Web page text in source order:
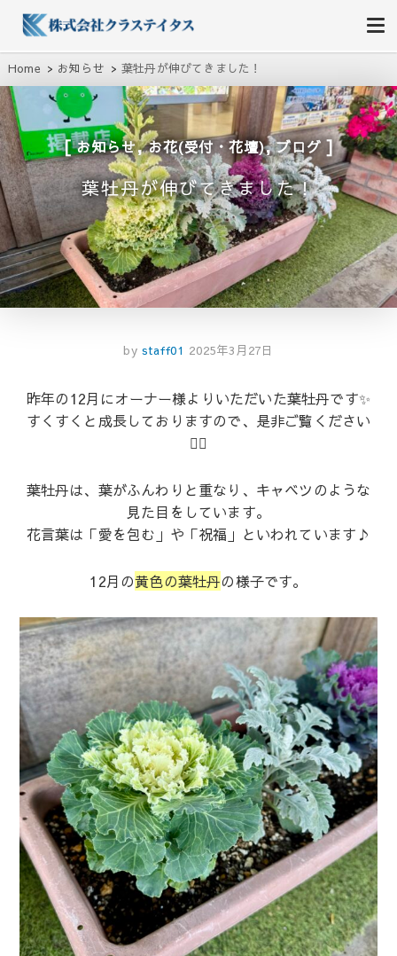
株式会社クラステイタス
地域のコミュニティーを大切にする企業
Home お知らせ 葉牡丹が伸びてきました！
お知らせ,お花(受付・花壇),ブログ
葉牡丹が伸びてきました！
by staff01 2025年3月27日
昨年の12月にオーナー様よりいただいた葉牡丹です✨
すくすくと成長しておりますので、是非ご覧ください
💁‍♀️
葉牡丹は、葉がふんわりと重なり、キャベツのような
見た目をしています。
花言葉は「愛を包む」や「祝福」といわれています♪
12月の黄色の葉牡丹の様子です。